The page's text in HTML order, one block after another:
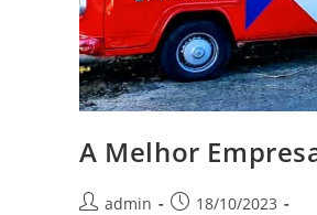
A Melhor
admin
18/10/2023